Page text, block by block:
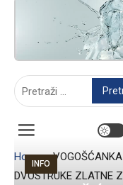
Home»
DVOSTRUKE ZLATNE
INFO